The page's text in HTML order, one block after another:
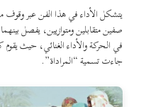
يتشكل الأداء في هذا الفن عبر وقوف
صفين متقابلين ومتوازيين، يفصل
في الحركة والأداء الغنائي، حيث
جاءت تسمية “المراداة”.